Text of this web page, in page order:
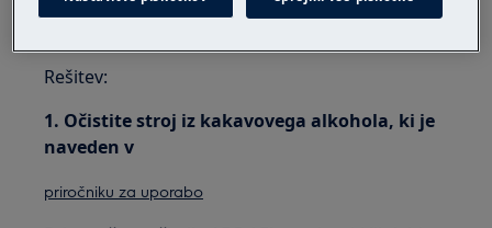
Rešitev:
1. Očistite stroj iz kakavovega alkohola, ki je
naveden v
priročniku za uporabo